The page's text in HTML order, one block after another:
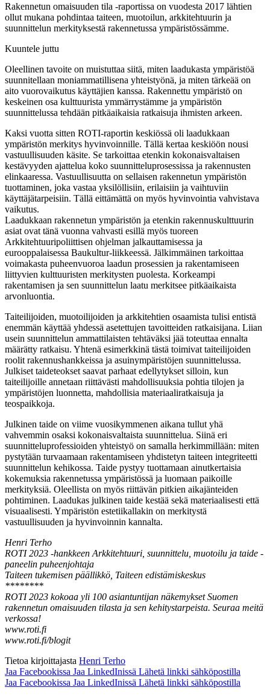
Rakennetun omaisuuden tila -raportissa on vuodesta 2017 lähtien
ollut mukana pohdintaa taiteen, muotoilun, arkkitehtuurin ja
suunnittelun merkityksestä rakennetussa ympäristössämme.
Kuuntele juttu
Oleellinen tavoite on muistuttaa siitä, miten laadukasta ympäristöä
suunnitellaan moniammatillisena yhteistyönä, ja miten tärkeää on
aito vuorovaikutus käyttäjien kanssa. Rakennettu ympäristö on
keskeinen osa kulttuurista ymmärrystämme ja ympäristön
suunnittelussa tehdään pitkäaikaisia ratkaisuja ihmisten arkeen.
Kaksi vuotta sitten ROTI-raportin keskiössä oli laadukkaan
ympäristön merkitys hyvinvoinnille. Tällä kertaa keskiöön nousi
vastuullisuuden käsite. Se tarkoittaa etenkin kokonaisvaltaisen
kestävyyden ajattelua koko suunnitteluprosessissa ja rakennusten
elinkaaressa. Vastuullisuutta on sellaisen rakennetun ympäristön
tuottaminen, joka vastaa yksilöllisiin, erilaisiin ja vaihtuviin
käyttäjätarpeisiin. Tällä eittämättä on myös hyvinvointia vahvistava
vaikutus.
Laadukkaan rakennetun ympäristön ja etenkin rakennuskulttuurin
asiat ovat tänä vuonna vahvasti esillä myös tuoreen
Arkkitehtuuripoliittisen ohjelman jalkauttamisessa ja
eurooppalaisessa Baukultur-liikkeessä. Jälkimmäinen tarkoittaa
voimakasta puheenvuoroa laadun prosessien ja rakentamiseen
liittyvien kulttuuristen merkitysten puolesta. Korkeampi
rakentamisen ja sen suunnittelun laatu merkitsee pitkäaikaista
arvonluontia.
Taiteilijoiden, muotoilijoiden ja arkkitehtien osaamista tulisi entistä
enemmän käyttää yhdessä asetettujen tavoitteiden ratkaisijana. Liian
usein suunnittelun ammattilaisten tehtäväksi jää toteuttaa ennalta
määrätty ratkaisu. Yhtenä esimerkkinä tästä toimivat taiteilijoiden
roolit rakennushankkeissa ja asuinympäristöjen suunnittelussa.
Julkiset taideteokset saavat parhaat edellytykset silloin, kun
taiteilijoille annetaan riittävästi mahdollisuuksia pohtia tilojen ja
ympäristöjen luonnetta, mahdollisia materiaaliratkaisuja ja
teospaikkoja.
Julkinen taide on viime vuosikymmenen aikana tullut yhä
vahvemmin osaksi kokonaisvaltaista suunnittelua. Siinä eri
suunnitteluprofessioiden yhteistyö on samalla herkimmillään: miten
pystytään turvaamaan rakentamiseen yhdistetyn taiteen integriteetti
suunnittelun kehikossa. Taide pystyy tuottamaan ainutkertaisia
kokemuksia rakennetussa ympäristössä ja luomaan paikoille
merkityksiä. Oleellista on myös riittävän pitkien aikajänteiden
pohtiminen. Laadukas julkinen taide kestää sekä materiaalisesti että
visuaalisesti. Ympäristön estetiikallakin on merkitystä
vastuullisuuden ja hyvinvoinnin kannalta.
Henri Terho
ROTI 2023 -hankkeen Arkkitehtuuri, suunnittelu, muotoilu ja taide -
paneelin puheenjohtaja
Taiteen tukemisen päällikkö, Taiteen edistämiskeskus
********
ROTI 2023 kokoaa yli 100 asiantuntijan näkemykset Suomen
rakennetun omaisuuden tilasta ja sen kehitystarpeista. Seuraa meitä
verkossa!
www.roti.fi
www.roti.fi/blogit
Tietoa kirjoittajasta Henri Terho
Jaa Facebookissa Jaa LinkedInissä Lähetä linkki sähköpostilla
Jaa Facebookissa Jaa LinkedInissä Lähetä linkki sähköpostilla